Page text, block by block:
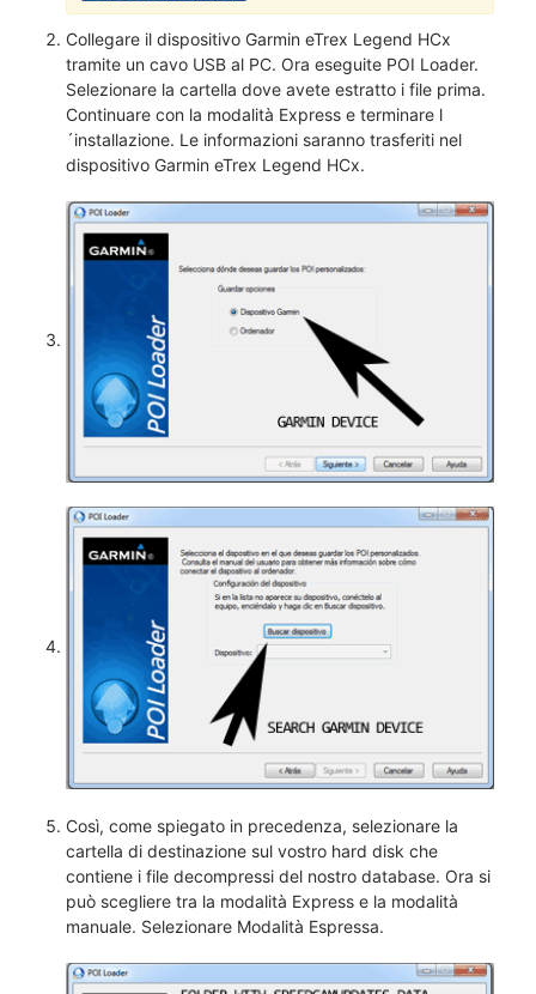
Collegare il dispositivo Garmin eTrex Legend HCx
tramite un cavo USB al PC. Ora eseguite POI Loader.
Selezionare la cartella dove avete estratto i file prima.
Continuare con la modalità Express e terminare l
´installazione. Le informazioni saranno trasferiti nel
dispositivo Garmin eTrex Legend HCx.
Così, come spiegato in precedenza, selezionare la
cartella di destinazione sul vostro hard disk che
contiene i file decompressi del nostro database. Ora si
può scegliere tra la modalità Express e la modalità
manuale. Selezionare Modalità Espressa.